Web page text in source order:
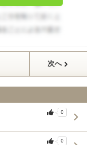
次へ
0
0